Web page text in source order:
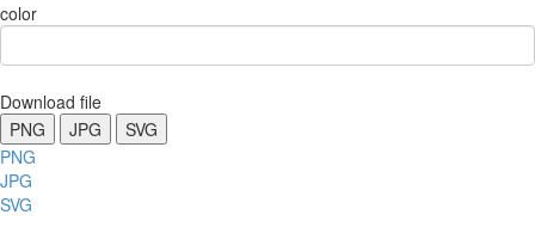
color
Download file
PNG
JPG
SVG
PNG
JPG
SVG